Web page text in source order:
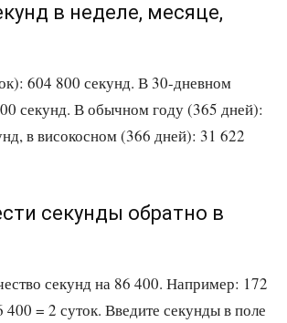
в неделе, месяце,
604 800 секунд. В 30-дневном
секунд. В обычном году (365 дней):
в високосном (366 дней): 31 622
секунды обратно в
секунд на 86 400. Например: 172
400 = 2 суток. Введите секунды в поле